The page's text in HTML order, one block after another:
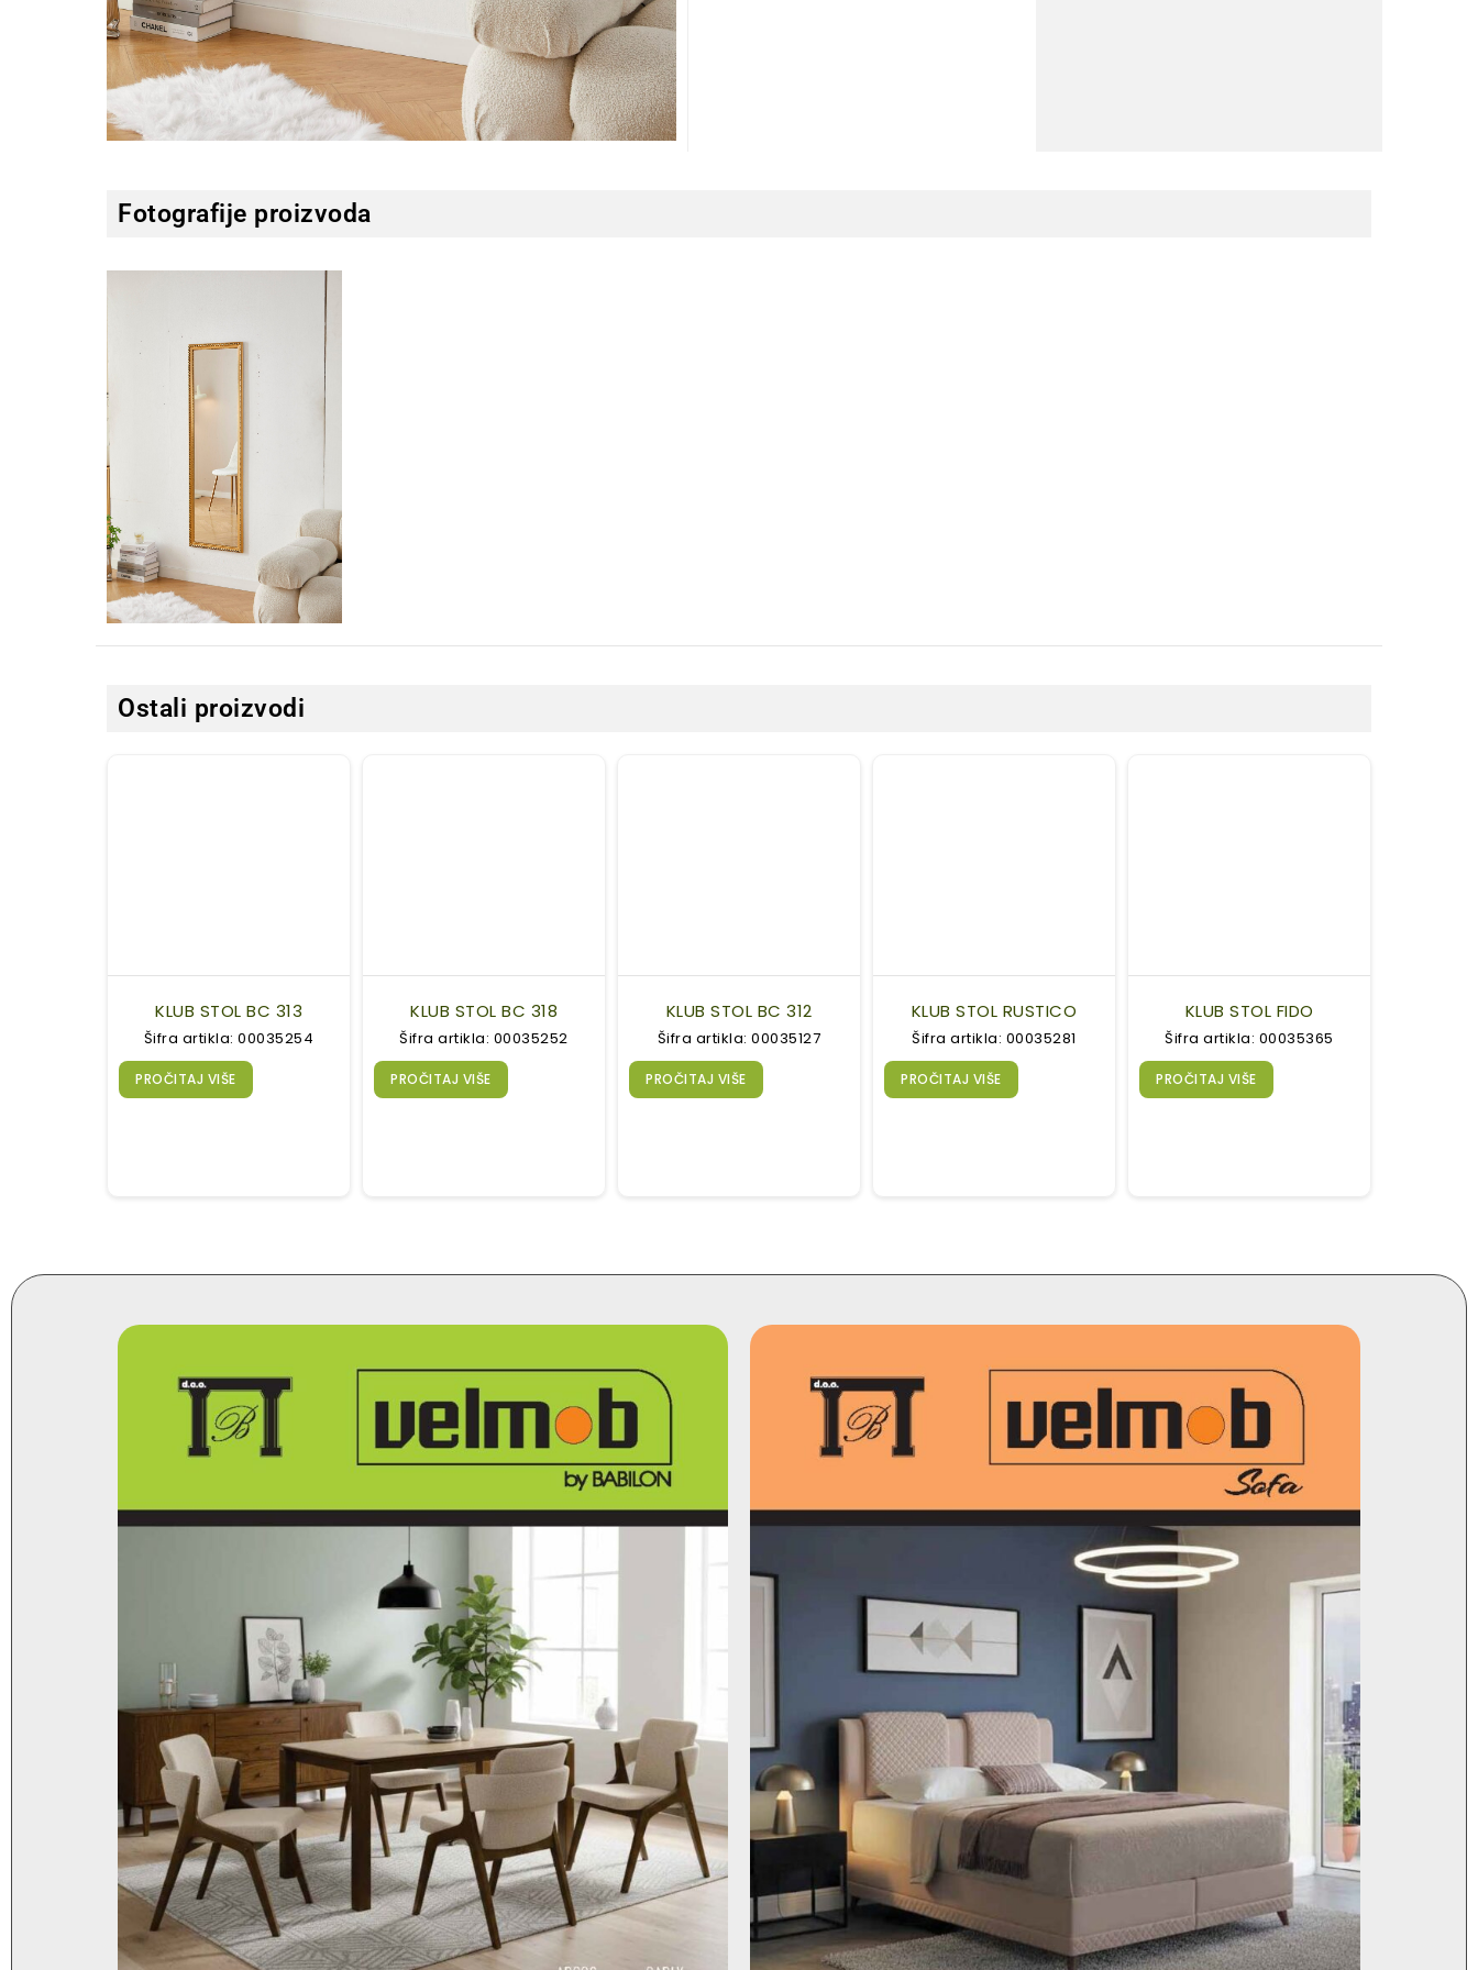
Fotografije proizvoda
Ostali proizvodi
KLUB STOL BC 313
Šifra artikla: 00035254
PROČITAJ VIŠE
KLUB STOL BC 318
Šifra artikla: 00035252
PROČITAJ VIŠE
KLUB STOL BC 312
Šifra artikla: 00035127
PROČITAJ VIŠE
KLUB STOL RUSTICO
Šifra artikla: 00035281
PROČITAJ VIŠE
KLUB STOL FIDO
Šifra artikla: 00035365
PROČITAJ VIŠE